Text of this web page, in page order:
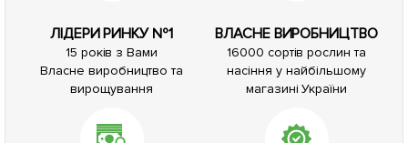
ЛІДЕРИ РИНКУ №1
15 років з Вами
Власне виробництво та
вирощування
ВЛАСНЕ ВИРОБНИЦТВО
16000 сортів рослин та
насіння у найбільшому
магазині України